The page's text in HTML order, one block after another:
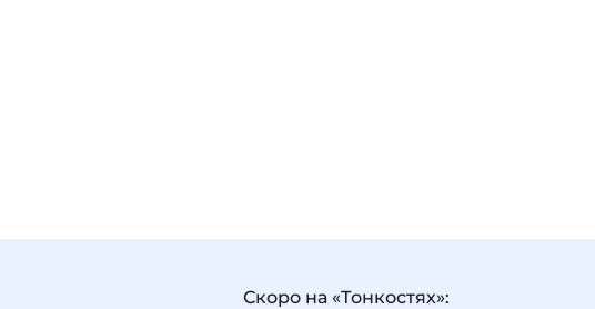
Скоро на «Тонкостях»: